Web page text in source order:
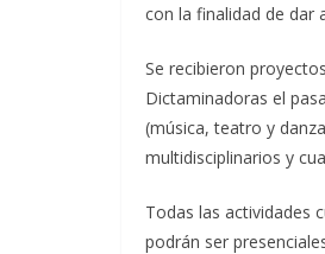
con la finalidad de dar
Se recibieron
Dictaminadoras el
(música, teatro y
multidisciplinarios y
Todas las actividades
podrán ser